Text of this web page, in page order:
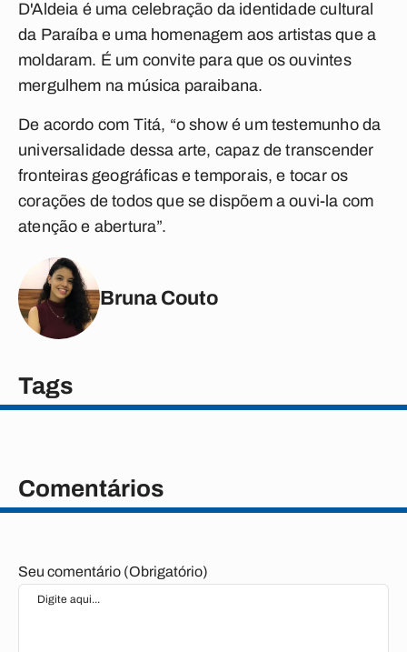
D'Aldeia é uma celebração da identidade cultural
da Paraíba e uma homenagem aos artistas que a
moldaram. É um convite para que os ouvintes
mergulhem na música paraibana.
De acordo com Titá, “o show é um testemunho da
universalidade dessa arte, capaz de transcender
fronteiras geográficas e temporais, e tocar os
corações de todos que se dispõem a ouvi-la com
atenção e abertura”.
Bruna Couto
Tags
Comentários
Seu comentário (Obrigatório)